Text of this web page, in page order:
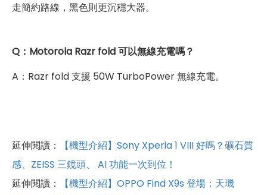
走簡約路線，黑色則更沉穩大器。
Q：Motorola Razr fold 可以無線充電嗎？
A：Razr fold 支援 50W TurboPower 無線充電。
延伸閱讀：
【機型介紹】Sony Xperia 1 VIII 好嗎？礦石質
感、ZEISS 三鏡頭、 AI 功能一次到位！
延伸閱讀：
【機型介紹】OPPO Find X9s 登場：天璣